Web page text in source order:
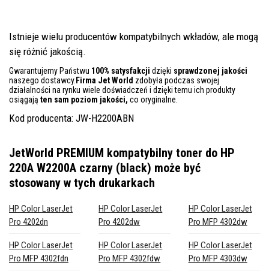
Istnieje wielu producentów kompatybilnych wkładów, ale mogą
się różnić jakością.
Gwarantujemy Państwu 100% satysfakcji dzięki sprawdzonej jakości
naszego dostawcy. Firma Jet World zdobyła podczas swojej
działalności na rynku wiele doświadczeń i dzięki temu ich produkty
osiągają ten sam poziom jakości, co oryginalne.
Kod producenta: JW-H2200ABN
JetWorld PREMIUM kompatybilny toner do HP
220A W2200A czarny (black) może być
stosowany w tych drukarkach
HP Color LaserJet
Pro 4202dn
HP Color LaserJet
Pro 4202dw
HP Color LaserJet
Pro MFP 4302dw
HP Color LaserJet
Pro MFP 4302fdn
HP Color LaserJet
Pro MFP 4302fdw
HP Color LaserJet
Pro MFP 4303dw